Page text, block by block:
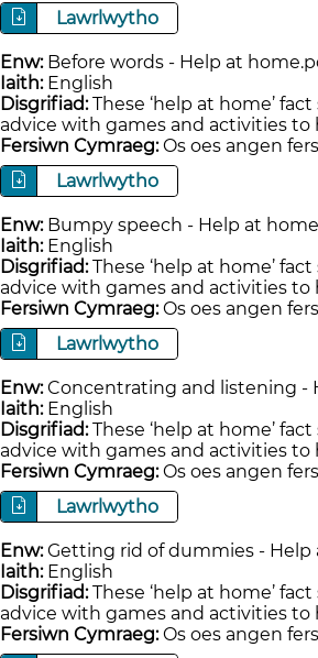
Lawrlwytho
Enw: Before words - Help at
Iaith: English
Disgrifiad:These ‘help at home’
advice with games and activities to
Fersiwn Cymraeg:Os oes angen
Lawrlwytho
Enw: Bumpy speech - Help at
Iaith: English
Disgrifiad:These ‘help at home’
advice with games and activities to
Fersiwn Cymraeg:Os oes angen
Lawrlwytho
Enw:Concentrating and listening -
Iaith: English
Disgrifiad:These ‘help at home’
advice with games and activities to
Fersiwn Cymraeg:Os oes angen
Lawrlwytho
Enw:Getting rid of dummies - Help
Iaith: English
Disgrifiad:These ‘help at home’
advice with games and activities to
Fersiwn Cymraeg:Os oes angen